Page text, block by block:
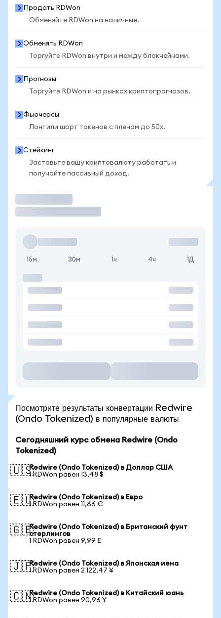
Продать RDWon
Обменяйте RDWon на наличные.
Обменять RDWon
Торгуйте RDWon внутри и между блокчейнами.
Прогнозы
Торгуйте RDWon и на рынках криптопрогнозов.
Фьючерсы
Лонг или шорт токенов с плечом до 50x.
Стейкинг
Заставьте вашу криптовалюту работать и
получайте пассивный доход.
15м 30м 1ч 4ч 1Д
Посмотрите результаты конвертации Redwire
(Ondo Tokenized) в популярные валюты
Сегодняшний курс обмена Redwire (Ondo
Tokenized)
🇺🇸Redwire (Ondo Tokenized) в Доллар США
1 RDWon равен 13,48 $
🇪🇺Redwire (Ondo Tokenized) в Евро
1 RDWon равен 11,66 €
🇬🇧Redwire (Ondo Tokenized) в Британский фунт
стерлингов
1 RDWon равен 9,99 £
🇯🇵Redwire (Ondo Tokenized) в Японская иена
1 RDWon равен 2 122,47 ¥
🇨🇳Redwire (Ondo Tokenized) в Китайский юань
1 RDWon равен 90,96 ¥